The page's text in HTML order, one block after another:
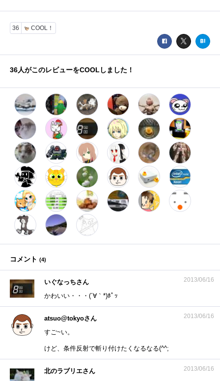
36 COOL！
36人がこのレビューをCOOLしました！
コメント (4)
いぐなっちさん 2013/06/16
かわいい・・・(´∀｀*)ﾎﾟｯ
atsuo@tokyoさん 2013/06/16
すご~い。
けど、条件反射で斬り付けたくなるなる(^^;
北のラブリエさん 2013/06/16